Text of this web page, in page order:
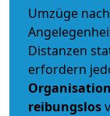
Umzüge
Distanzen
erfordern
Organisation
reibungslos